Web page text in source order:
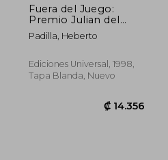
Fuera del Juego:
Premio Julian del
Casal 1968
Padilla, Heberto
Ediciones Universal, 1998,
Tapa Blanda, Nuevo